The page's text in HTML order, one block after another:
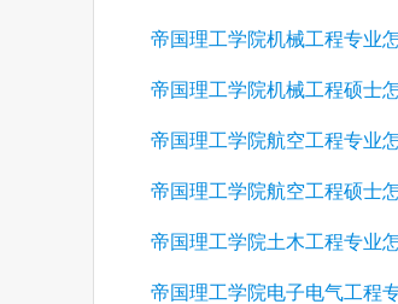
帝国理工学院机械工程专业
帝国理工学院机械工程硕士
帝国理工学院航空工程专业
帝国理工学院航空工程硕士
帝国理工学院土木工程专业
帝国理工学院电子电气工程